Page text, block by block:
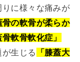
りに様々な痛みが
骨の軟骨が柔らか
軟骨軟化症」
生じる
「膝蓋大